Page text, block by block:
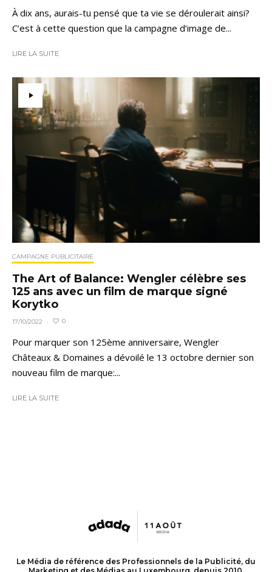
À dix ans, aurais-tu pensé que ta vie se déroulerait ainsi?
C’est à cette question que la campagne d’image de...
LIRE LA SUITE
CAMPAGNE PUBLICITAIRE
The Art of Balance: Wengler célèbre ses
125 ans avec un film de marque signé
Korytko
17/10/2022 · 0
Pour marquer son 125ème anniversaire, Wengler
Châteaux & Domaines a dévoilé le 13 octobre dernier son
nouveau film de marque:...
LIRE LA SUITE
Le Média de référence des Professionnels de la Publicité, du